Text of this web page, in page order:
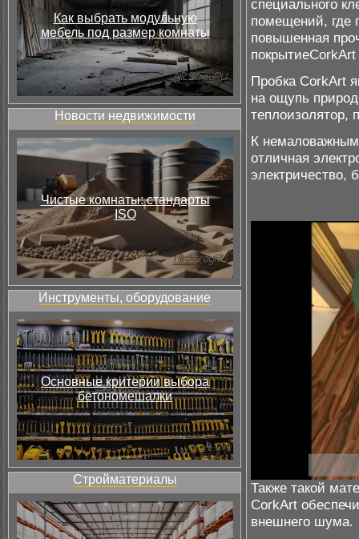
Как выбрать модульную
мебель под размер комнаты
Новости недвижимости
Чистые комнаты: стандарты
ISO
Инструменты, оборудование
Основные критерии выбора
бетономешалки
Стройматериалы
специального
помещений, где
повышенная
Пробка CorkArt
на ощупь
теплоизолятор,
К немаловажным
отличная
электричество,
Также такой
CorkArt
внешнего шума.